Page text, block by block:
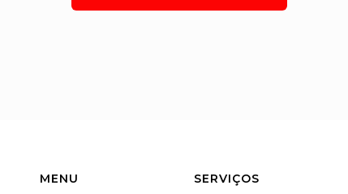
MENU SERVIÇOS